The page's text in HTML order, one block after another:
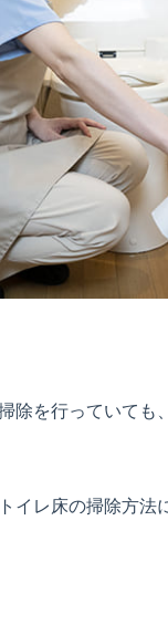
除を行っていて
イレ床の掃除方法